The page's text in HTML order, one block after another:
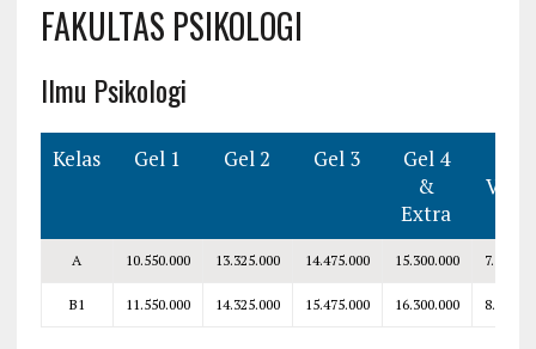
FAKULTAS PSIKOLOGI
Ilmu Psikologi
Kelas Gel 1 Gel 2 Gel 3
Gel 4
&
Extra
A 10.550.000 13.325.000 14.475.000 15.300.000
B1 11.550.000 14.325.000 15.475.000 16.300.000